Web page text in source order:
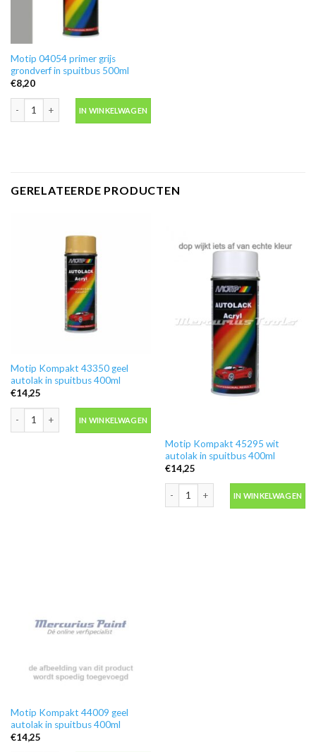
Motip 04054 primer grijs
grondverf in spuitbus 500ml
€8,20
Motip 04054 primer grijs grondverf in spuitbus 500ml aantal
IN WINKELWAGEN
GERELATEERDE PRODUCTEN
Motip Kompakt 43350 geel
autolak in spuitbus 400ml
€14,25
Motip Kompakt 43350 geel autolak in spuitbus 400ml aantal
IN WINKELWAGEN
Motip Kompakt 45295 wit
autolak in spuitbus 400ml
€14,25
Motip Kompakt 45295 wit autolak in
IN WINKELWAGEN
Motip Kompakt 44009 geel
autolak in spuitbus 400ml
€14,25